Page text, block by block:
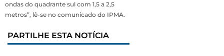
ondas do quadrante sul com 1,5 a 2,5
metros”, lê-se no comunicado do IPMA.
PARTILHE ESTA NOTÍCIA